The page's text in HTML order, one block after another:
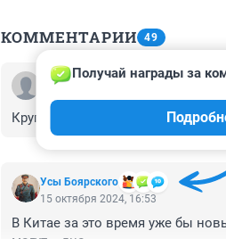
КОММЕНТАРИИ 49
Гость
Круглосуточно, наверно
Усы Боярского
Получай награды за
15 октября 2024, 16:53
В Китае за это время уже бы